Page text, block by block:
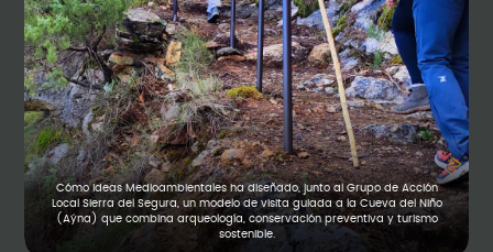
Cómo Ideas Medioambientales ha diseñado, junto al Grupo de Acción
Local Sierra del Segura, un modelo de visita guiada a la Cueva del Niño
(Aýna) que combina arqueología, conservación preventiva y turismo
sostenible.